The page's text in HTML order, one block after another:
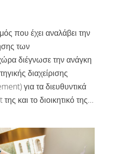
που έχει αναλάβει την
των
διέγνωσε την ανάγκη
διαχείρισης
για τα διευθυντικά
και το διοικητικό της...